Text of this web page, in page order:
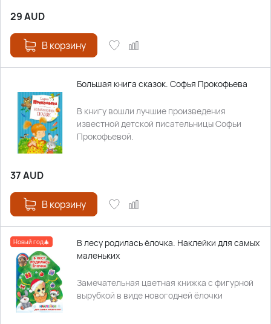
29AUD
В корзину
Большая книга сказок. Софья Прокофьева
В книгу вошли лучшие произведения
известной детской писательницы Софьи
Прокофьевой.
37AUD
В корзину
Новый год🎄
В лесу родилась ёлочка. Наклейки для самых
маленьких
Замечательная цветная книжка с фигурной
вырубкой в виде новогодней ёлочки